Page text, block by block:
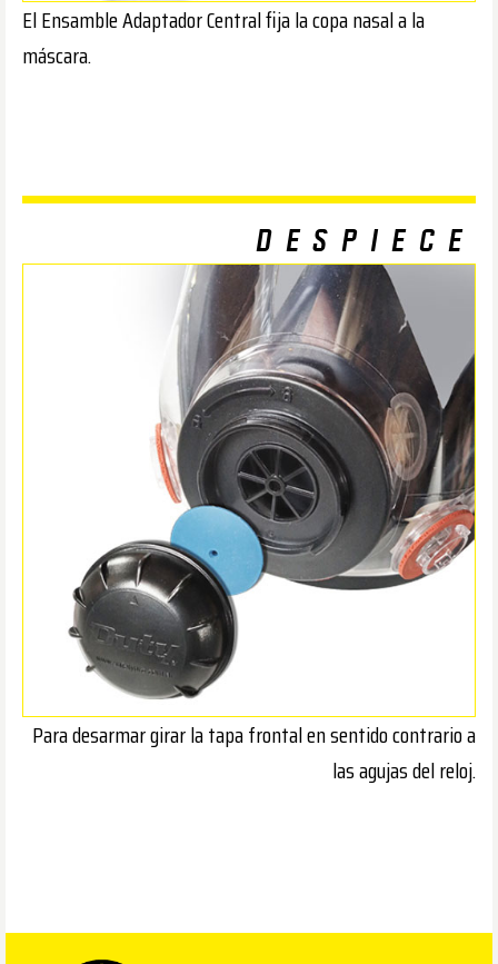
El Ensamble Adaptador Central fija la copa nasal a la
máscara.
DESPIECE
Para desarmar girar la tapa frontal en sentido contrario a
las agujas del reloj.